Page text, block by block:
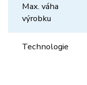
Max. váha
výrobku
Technologie